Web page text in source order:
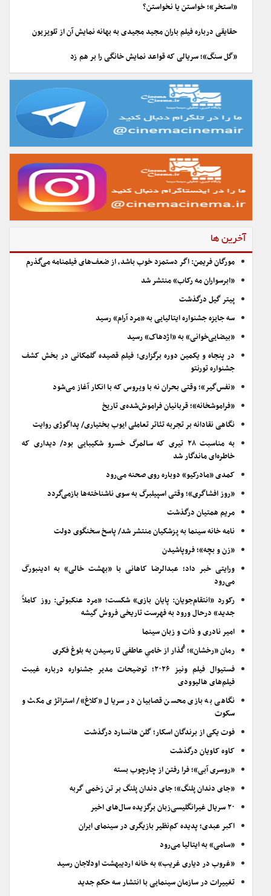
«استخر»؛ خواستن یا نخواستن؟
حقایقی درباره فیلم باران مجید مجیدی به بهانه نمایش آن از تلویزیون
«گل سنگ»؛ سریالی که قواعد نمایش خانگی را بر هم زد
آخرین ها
مورگان فریمن: اگر دستمزد خوب باشد، از ضعف‌های فیلمنامه می‌گذرم
«ابرسواران مه رکاب» منتشر شد
پیتر گیل درگذشت
سه جایزه جشنواره ایتالیایی به «مرد آرام» رسید
«بیضایی‌خوانی» به «اژدهاک» رسید
در پنجاه و یکمین دوره برگزاری؛ فیلم قصیده گلمکانی در بخش کشف
جشنواره تورنتو
«نفس‌گیر»؛ وقتی بحران نه با ویروس که با انکار آغاز می‌شود
«فراموشخانه»؛ قربانیان فراموش‌شده‌ی تاریخ
نگاهی نقادانه بر تجربه تئاتر تعاملی ایوب بختیاری/ پداگوژی روایت
به مناسبت ۲۸ تیری که سالمرگ خسرو شکیبایی بود/ دیداری که
خاطره‌ای ماندگار شد
کمدی «مادرکیو» دوباره روی صحنه می‌رود
«روز افشاگری»؛ وقتی اسپیلبرگ به سوی ناشناخته‌ها بازمی‌گردد
مریم همتیان درگذشت
نامه خانه سینما به پزشکیان منتشر شد/ پاسخ سخنگوی دولت
«زن و بچه»؛ فروپاشیدن
ورایتی خبر داد؛ عبدالرضا کاهانی با «بهشت خالی» به ادینبورگ
می‌رود
رکورد «انتقام‌جویان: پایان بازی» شکست؛ «مرد عنکبوتی: روز کاملاً
جدید» درحال ورود به فهرست تاریخی فروش گیشه
امیر نادری و ذات و زبان سینما
رمان «رخشان»؛ گُذار از خامیِ عاطفی تا رسیدن به بلوغ فکری
فستیوال فیلم ونیز ۲۰۲۶؛ توضیحات مدیر جشنواره درباره غیبت
فیلم‌های هالیوودی
نگاهی به بازی محسن قصابیان در سریال «کلاغ»/ استراتژی مکث و
سکوت
فوت یکی از برندگان اسکار؛ گلن هانسارد درگذشت
کاوه کاویان درگذشت
«روسری آبی»؛ فرا رفتن از چارچوب بسته
«جای دندان پلنگ»؛ جای دندان پلنگ بر تن زخمی گربه
۲۰ سریال غیرانگلیسی‌زبان برگزیده سال‌های اخیر
اکبر عبدی؛ پدیده کم‌نظیر بازیگری در سینمای ایران
«سامی» به ایتالیا می‌رود
«غروب در دیاری غریب» به خانه اردیبهشت اودلاجان رسید
تغییرات در سازمان سینمایی با انتشار سه حکم جدید